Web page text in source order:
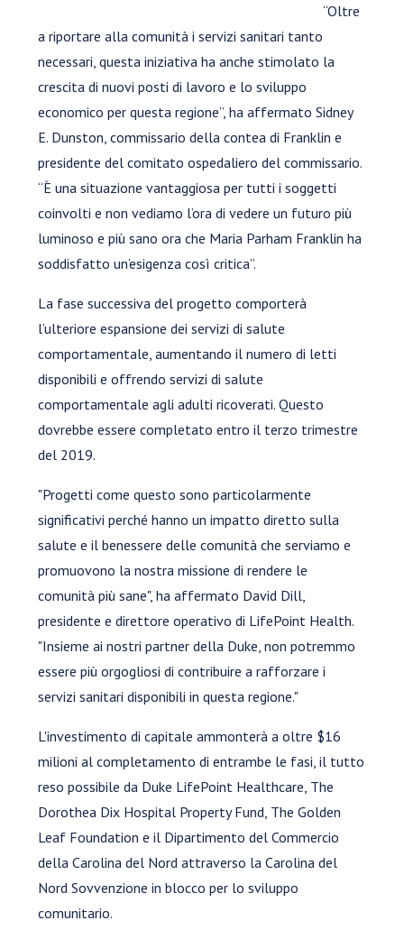
“Oltre
a riportare alla comunità i servizi sanitari tanto
necessari, questa iniziativa ha anche stimolato la
crescita di nuovi posti di lavoro e lo sviluppo
economico per questa regione”, ha affermato Sidney
E. Dunston, commissario della contea di Franklin e
presidente del comitato ospedaliero del commissario.
“È una situazione vantaggiosa per tutti i soggetti
coinvolti e non vediamo l’ora di vedere un futuro più
luminoso e più sano ora che Maria Parham Franklin ha
soddisfatto un’esigenza così critica”.
La fase successiva del progetto comporterà
l’ulteriore espansione dei servizi di salute
comportamentale, aumentando il numero di letti
disponibili e offrendo servizi di salute
comportamentale agli adulti ricoverati. Questo
dovrebbe essere completato entro il terzo trimestre
del 2019.
"Progetti come questo sono particolarmente
significativi perché hanno un impatto diretto sulla
salute e il benessere delle comunità che serviamo e
promuovono la nostra missione di rendere le
comunità più sane", ha affermato David Dill,
presidente e direttore operativo di LifePoint Health.
"Insieme ai nostri partner della Duke, non potremmo
essere più orgogliosi di contribuire a rafforzare i
servizi sanitari disponibili in questa regione."
L'investimento di capitale ammonterà a oltre $16
milioni al completamento di entrambe le fasi, il tutto
reso possibile da Duke LifePoint Healthcare, The
Dorothea Dix Hospital Property Fund, The Golden
Leaf Foundation e il Dipartimento del Commercio
della Carolina del Nord attraverso la Carolina del
Nord Sovvenzione in blocco per lo sviluppo
comunitario.